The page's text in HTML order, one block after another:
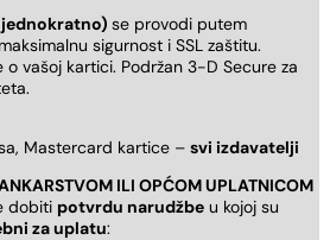
se provodi putem
sigurnost i SSL zaštitu.
vašoj kartici. Podržan 3-D Secure za
Mastercard kartice – svi izdavatelji
ILI OPĆOM UPLATNICOM
dobiti potvrdu narudžbe u kojoj su
za uplatu: